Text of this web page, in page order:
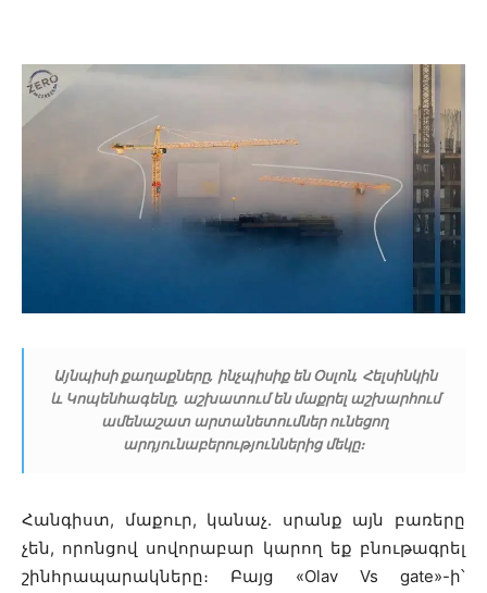
Այնպիսի քաղաքները, ինչպիսիք են Օսլոն, Հելսինկին
և Կոպենհագենը, աշխատում են մաքրել աշխարհում
ամենաշատ արտանետումներ ունեցող
արդյունաբերություններից մեկը։
Հանգիստ, մաքուր, կանաչ. սրանք այն բառերը
չեն, որոնցով սովորաբար կարող եք բնութագրել
շինհրապարակները։ Բայց «Olav Vs gate»-ի՝